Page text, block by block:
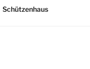
a
Schützenhaus